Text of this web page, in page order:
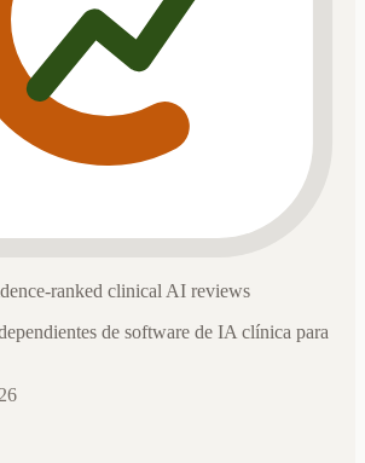
ranked clinical AI reviews
de software de IA clínica para